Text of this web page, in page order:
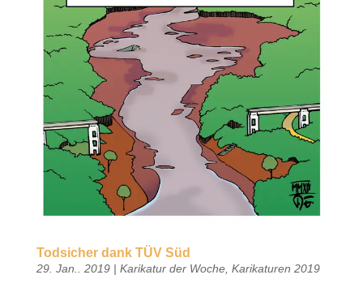
Todsicher dank TÜV Süd
29. Jan.. 2019| Karikatur der Woche, Karikaturen 2019